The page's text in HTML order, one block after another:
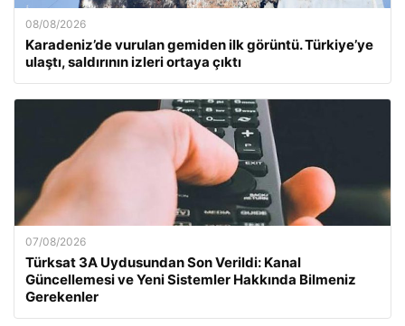
08/08/2026
Karadeniz’de vurulan gemiden ilk görüntü. Türkiye’ye
ulaştı, saldırının izleri ortaya çıktı
07/08/2026
Türksat 3A Uydusundan Son Verildi: Kanal
Güncellemesi ve Yeni Sistemler Hakkında Bilmeniz
Gerekenler